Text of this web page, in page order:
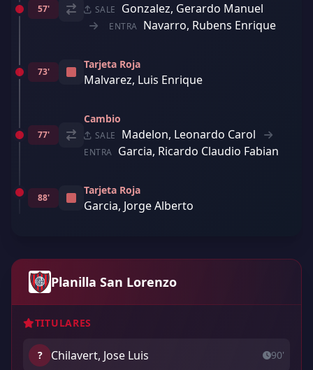
57' SALE Gonzalez, Gerardo Manuel
ENTRA Navarro, Rubens Enrique
73'
Tarjeta Roja
Malvarez, Luis Enrique
77'
Cambio
SALE Madelon, Leonardo Carol
ENTRA Garcia, Ricardo Claudio Fabian
88'
Tarjeta Roja
Garcia, Jorge Alberto
Planilla San Lorenzo
TITULARES
? Chilavert, Jose Luis 90'